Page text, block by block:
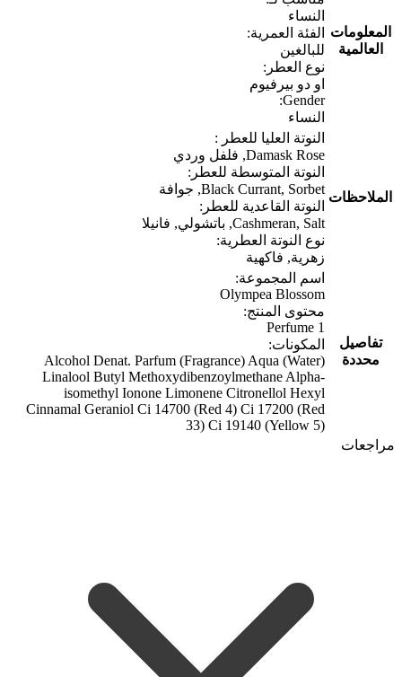
المعلومات
العالمية
النساء
الفئة العمرية:
للبالغين
نوع العطر:
او دو بيرفيوم
Gender:
النساء
الملاحظات
النوتة العليا للعطر :
Damask Rose, فلفل وردي
النوتة المتوسطة للعطر:
Black Currant, Sorbet, جوافة
النوتة القاعدية للعطر:
Cashmeran, Salt, باتشولي, فانيلا
نوع النوتة العطرية:
زهرية, فاكهية
تفاصيل
محددة
اسم المجموعة:
Olympea Blossom
محتوى المنتج:
1 Perfume
المكونات:
Alcohol Denat. Parfum (Fragrance) Aqua (Water)
Linalool Butyl Methoxydibenzoylmethane Alpha-
isomethyl Ionone Limonene Citronellol Hexyl
Cinnamal Geraniol Ci 14700 (Red 4) Ci 17200 (Red
33) Ci 19140 (Yellow 5)
مراجعات